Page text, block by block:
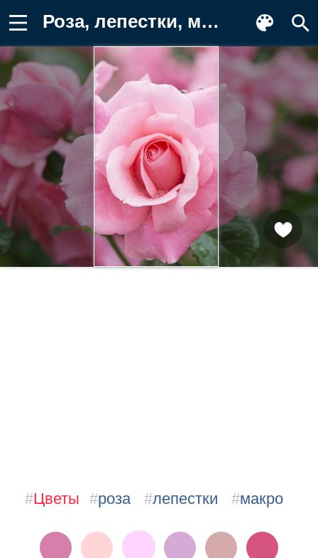
Роза, лепестки, макро Картинка на телефон
#Цветы #роза #лепестки #макро